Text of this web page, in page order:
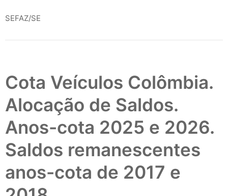
SEFAZ/SE
Cota Veículos Colômbia.
Alocação de Saldos.
Anos-cota 2025 e 2026.
Saldos remanescentes
anos-cota de 2017 e